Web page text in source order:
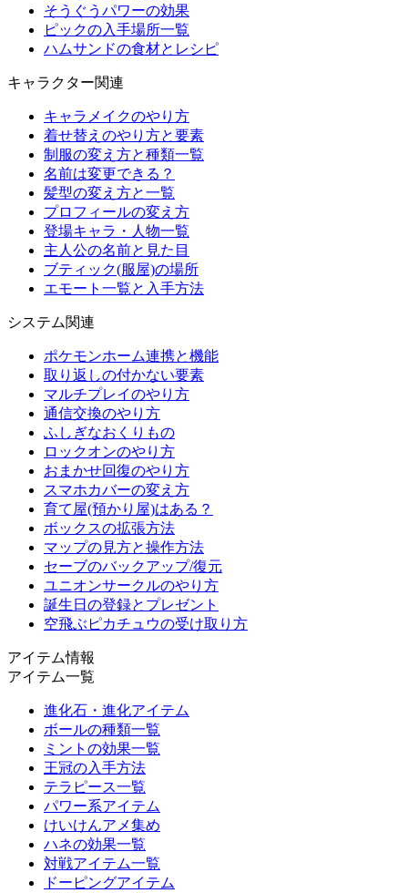
そうぐうパワーの効果
ピックの入手場所一覧
ハムサンドの食材とレシピ
キャラクター関連
キャラメイクのやり方
着せ替えのやり方と要素
制服の変え方と種類一覧
名前は変更できる？
髪型の変え方と一覧
プロフィールの変え方
登場キャラ・人物一覧
主人公の名前と見た目
ブティック(服屋)の場所
エモート一覧と入手方法
システム関連
ポケモンホーム連携と機能
取り返しの付かない要素
マルチプレイのやり方
通信交換のやり方
ふしぎなおくりもの
ロックオンのやり方
おまかせ回復のやり方
スマホカバーの変え方
育て屋(預かり屋)はある？
ボックスの拡張方法
マップの見方と操作方法
セーブのバックアップ/復元
ユニオンサークルのやり方
誕生日の登録とプレゼント
空飛ぶピカチュウの受け取り方
アイテム情報
アイテム一覧
進化石・進化アイテム
ボールの種類一覧
ミントの効果一覧
王冠の入手方法
テラピース一覧
パワー系アイテム
けいけんアメ集め
ハネの効果一覧
対戦アイテム一覧
ドーピングアイテム